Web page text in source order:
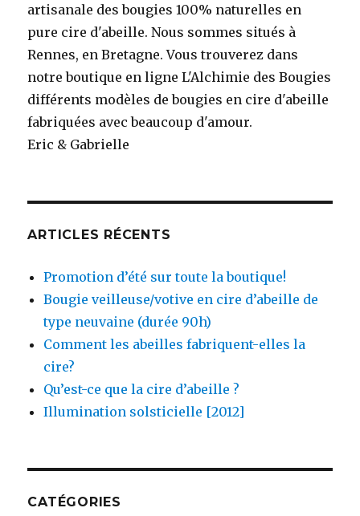
artisanale des bougies 100% naturelles en
pure cire d'abeille. Nous sommes situés à
Rennes, en Bretagne. Vous trouverez dans
notre boutique en ligne L'Alchimie des Bougies
différents modèles de bougies en cire d'abeille
fabriquées avec beaucoup d'amour.
Eric & Gabrielle
ARTICLES RÉCENTS
Promotion d’été sur toute la boutique!
Bougie veilleuse/votive en cire d’abeille de
type neuvaine (durée 90h)
Comment les abeilles fabriquent-elles la
cire?
Qu’est-ce que la cire d’abeille ?
Illumination solsticielle [2012]
CATÉGORIES